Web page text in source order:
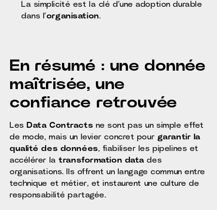
La simplicité est la clé d’une adoption durable
dans l’organisation.
En résumé : une donnée
maîtrisée, une
confiance retrouvée
Les Data Contracts ne sont pas un simple effet
de mode, mais un levier concret pour garantir la
qualité des données, fiabiliser les pipelines et
accélérer latransformation data des
organisations. Ils offrent un langage commun entre
technique et métier, et instaurent une culture de
responsabilité partagée.